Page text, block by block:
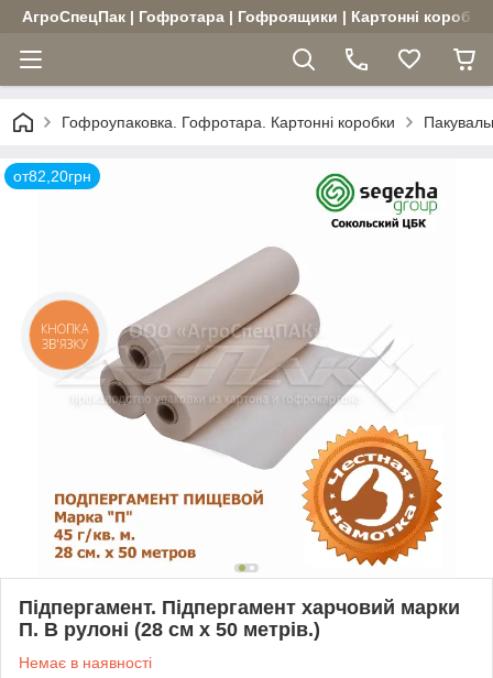
АгроСпецПак | Гофротара | Гофроящики | Картонні
Гофроупаковка. Гофротара. Картонні коробки
от82,20грн
Підпергамент. Підпергамент харчовий марки
П. В рулоні (28 см х 50 метрів.)
Немає в наявності
КНОПКА
ЗВ'ЯЗКУ